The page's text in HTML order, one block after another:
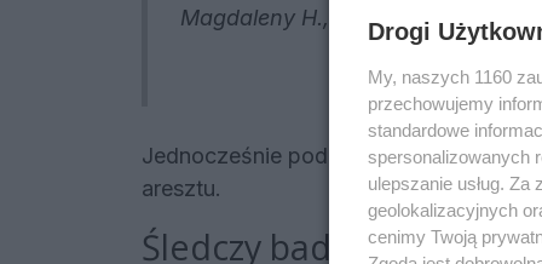
Magdaleny H., z urzędu.
Jednocześnie podejrzana ma obawiać
aresztu.
Śledczy badają
Drogi
My, naszych 1160
przechowujemy
standardowe
spersonalizowanych
ulepszanie usług.
geolokalizacyjnych
cenimy Twoją